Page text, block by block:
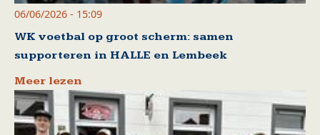
06/06/2026 - 15:09
WK voetbal op groot scherm: samen
supporteren in HALLE en Lembeek
Meer lezen